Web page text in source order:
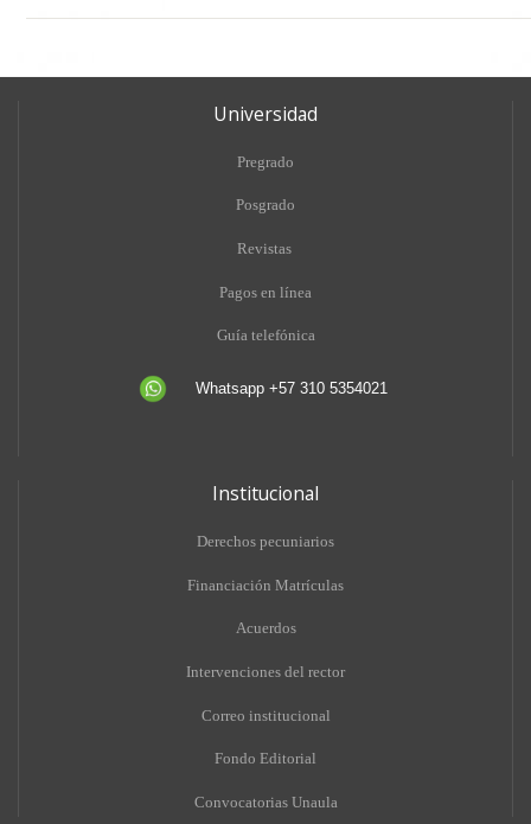
Universidad
Pregrado
Posgrado
Revistas
Pagos en línea
Guía telefónica
Whatsapp +57 310 5354021
Institucional
Derechos pecuniarios
Financiación Matrículas
Acuerdos
Intervenciones del rector
Correo institucional
Fondo Editorial
Convocatorias Unaula